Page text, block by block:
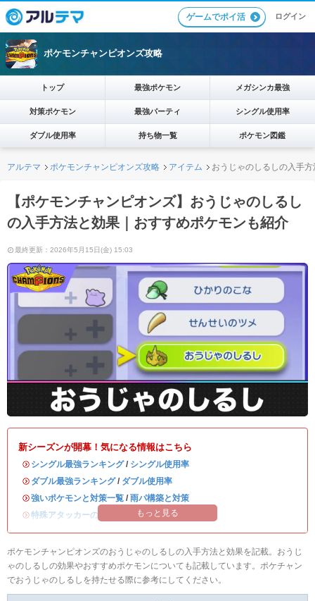
ゲームでポイ活 ログイン
ポケモンチャンピオンズ攻略
トップ 最強ポケモン メガシンカ最強
対策ポケモン 最強パーティ シングル使用率
ダブル使用率 持ち物一覧 ポケモン図鑑
アルテマ ポケモンチャンピオンズ攻略 アイテム おうじゃのしるしの入手
【ポケモンチャンピオンズ】おうじゃのしるし
の入手方法と効果｜おすすめポケモンも紹介
最終更新：2026年5月15日(金) 15:03
新シーズンが開幕！気になる情報はこちら
・ シングル最強ランキング/ シングル使用率
・ ダブル最強ランキング/ ダブル使用率
・強いポケモンと対策一覧 / 雨パ構築と対策
・特殊アタッカーのおすすめランキング
もっと見る
ポケモンチャンピオンズのおうじゃのしるしの入手方法と効果を記載。おうじ
ゃのしるしの効果やおすすめポケモンについても記載しています。ポケチャン
でおうじゃのしるしを持たせる際に参考にしてください。